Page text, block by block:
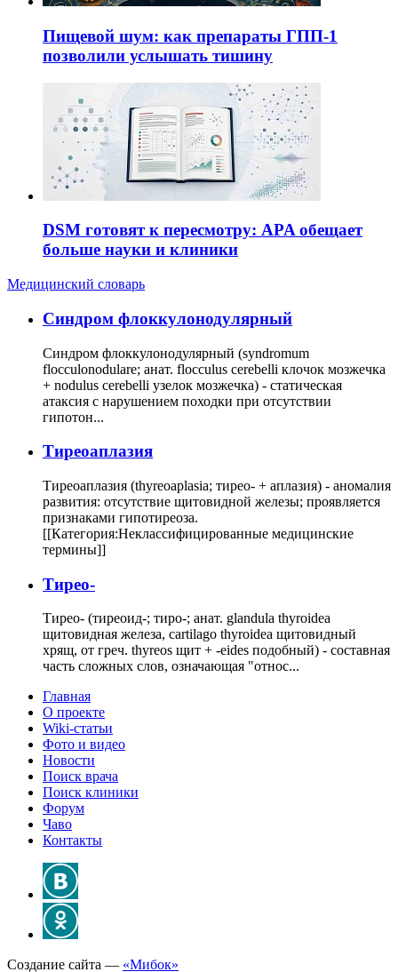
Пищевой шум: как препараты ГПП-1
позволили услышать тишину
DSM готовят к пересмотру: APA обещает
больше науки и клиники
Медицинский словарь
Cиндром флоккулонодулярный
Синдром флоккулонодулярный (syndromum
flocculonodulare; анат. flocculus cerebelli клочок мозжечка
+ nodulus cerebelli узелок мозжечка) - статическая
атаксия с нарушением походки при отсутствии
гипотон...
Тиреоаплазия
Тиреоаплазия (thyreoaplasia; тирео- + аплазия) - аномалия
развития: отсутствие щитовидной железы; проявляется
признаками гипотиреоза.
[[Категория:Неклассифицированные медицинские
термины]]
Тирео-
Тирео- (тиреоид-; тиро-; анат. glandula thyroidea
щитовидная железа, cartilago thyroidea щитовидный
хрящ, от греч. thyreos щит + -eides подобный) - составная
часть сложных слов, означающая "относ...
Главная
О проекте
Wiki-статьи
Фото и видео
Новости
Поиск врача
Поиск клиники
Форум
Чаво
Контакты
Создание сайта — «Мибок»